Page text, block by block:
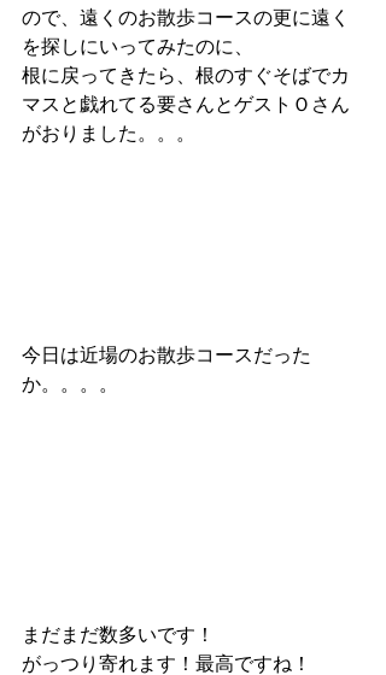
ので、遠くのお散歩コースの更に遠く
を探しにいってみたのに、
根に戻ってきたら、根のすぐそばでカ
マスと戯れてる要さんとゲストＯさん
がおりました。。。
今日は近場のお散歩コースだった
か。。。。
まだまだ数多いです！
がっつり寄れます！最高ですね！